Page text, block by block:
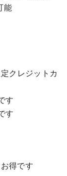
能
クレジットカ
す
す
得です